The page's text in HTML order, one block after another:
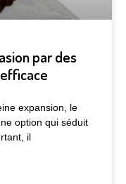
par des
expansion, le
option qui séduit
il